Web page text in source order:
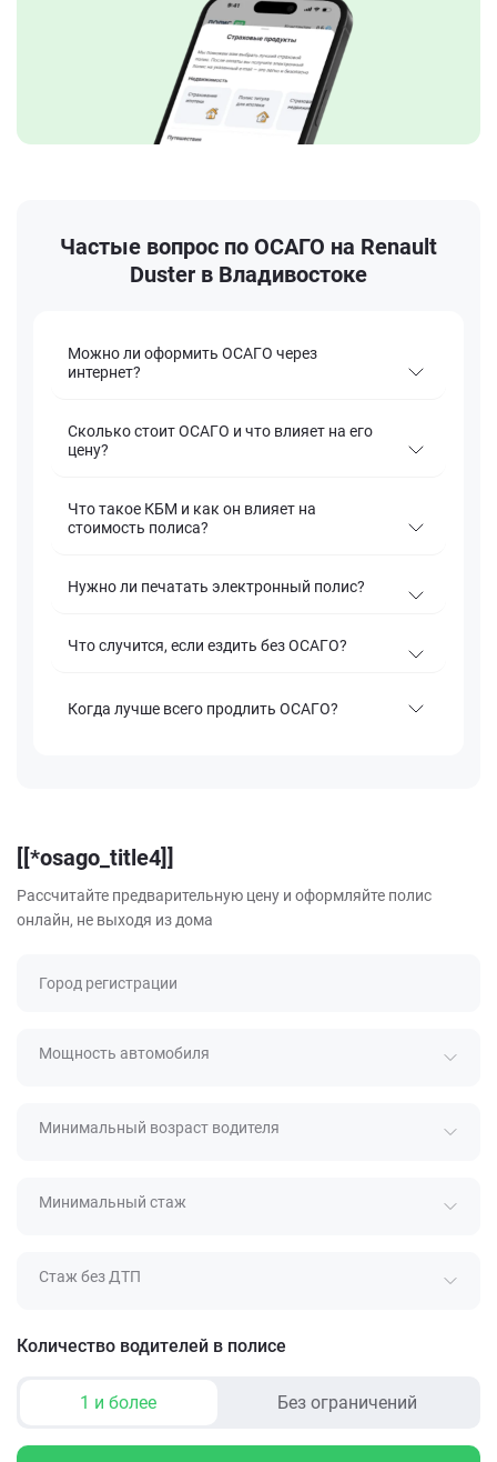
Частые вопрос по ОСАГО на Renault
Duster в Владивостоке
Можно ли оформить ОСАГО через
интернет?
Сколько стоит ОСАГО и что влияет на его
цену?
Что такое КБМ и как он влияет на
стоимость полиса?
Нужно ли печатать электронный полис?
Что случится, если ездить без ОСАГО?
Когда лучше всего продлить ОСАГО?
[[*osago_title4]]
Рассчитайте предварительную цену и оформляйте полис
онлайн, не выходя из дома
Город регистрации
Мощность автомобиля
Минимальный возраст водителя
Минимальный стаж
Стаж без ДТП
Количество водителей в полисе
1 и более Без ограничений